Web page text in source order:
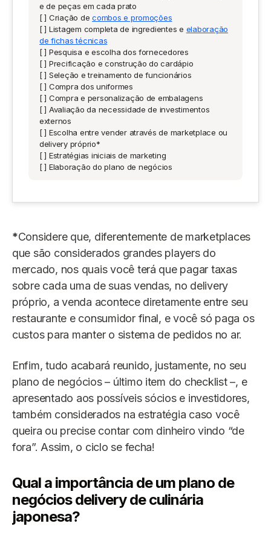
e de peças em cada prato
[ ] Criação decombos e promoções
[ ] Listagem completa de ingredientes e elaboração
de fichas técnicas
[ ] Pesquisa e escolha dos fornecedores
[ ] Precificação e construção do cardápio
[ ] Seleção e treinamento de funcionários
[ ] Compra dos uniformes
[ ] Compra e personalização de embalagens
[ ] Avaliação da necessidade de investimentos
externos
[ ] Escolha entre vender através de marketplace ou
delivery próprio*
[ ] Estratégias iniciais de marketing
[ ] Elaboração do plano de negócios
*Considere que, diferentemente de marketplaces
que são considerados grandes players do
mercado, nos quais você terá que pagar taxas
sobre cada uma de suas vendas, no delivery
próprio, a venda acontece diretamente entre seu
restaurante e consumidor final, e você só paga os
custos para manter o sistema de pedidos no ar.
Enfim, tudo acabará reunido, justamente, no seu
plano de negócios – último item do checklist –, e
apresentado aos possíveis sócios e investidores,
também considerados na estratégia caso você
queira ou precise contar com dinheiro vindo “de
fora”. Assim, o ciclo se fecha!
Qual a importância de um plano de
negócios delivery de culinária
japonesa?